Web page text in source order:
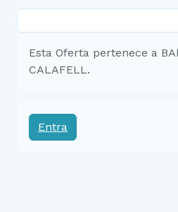
Esta Oferta pertenece a
CALAFELL.
Entra